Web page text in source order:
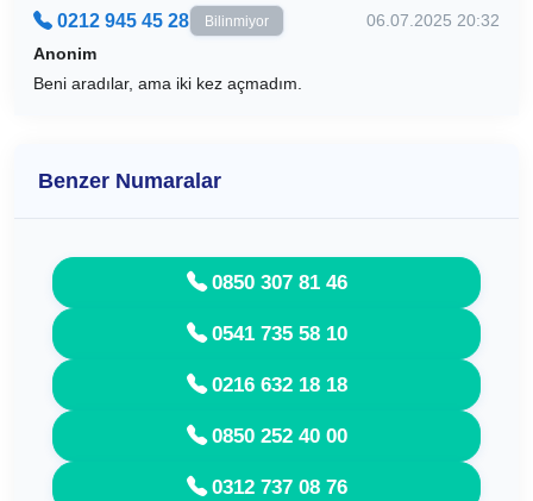
0212 945 45 28 Bilinmiyor
06.07.2025 20:32
Anonim
Beni aradılar, ama iki kez açmadım.
Benzer Numaralar
0850 307 81 46
0541 735 58 10
0216 632 18 18
0850 252 40 00
0312 737 08 76